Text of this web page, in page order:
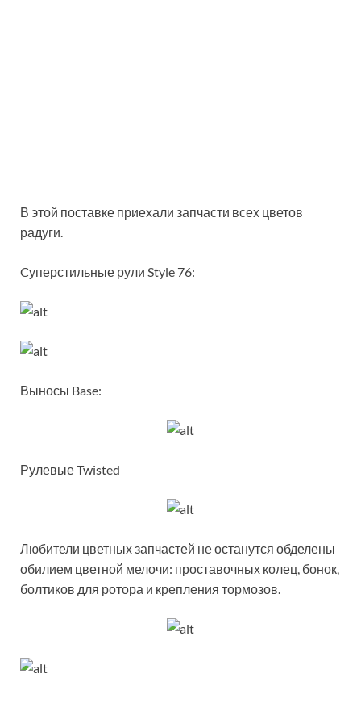
В этой поставке приехали запчасти всех цветов
радуги.
Cуперстильные рули Style 76:
Выносы Base:
Рулевые Twisted
Любители цветных запчастей не останутся обделены
обилием цветной мелочи: проставочных колец, бонок,
болтиков для ротора и крепления тормозов.